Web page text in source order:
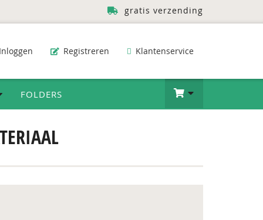
gratis verzending
Inloggen Registreren Klantenservice
FOLDERS